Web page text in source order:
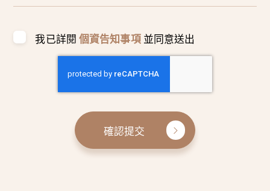
我已詳閱 個資告知事項 並同意送出
確認提交